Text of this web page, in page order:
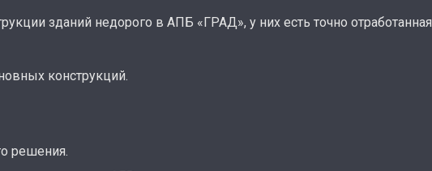
зданий недорого в АПБ «ГРАД», у них есть точно отработанная
конструкций.
решения.